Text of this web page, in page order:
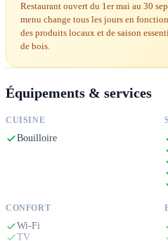
partager nos bonnes adresses,
découvrir les trésors de notre
rythme : randonnée, vélo,
patrimoine ou simplement détente
l'on vient pour se ressourcer, se
souvenirs. Notre plus grande
repartir avec le sourire, en ayant le
comme des amis plutôt que comme
Restaurant ouvert du 1er mai au 30
menu change tous les jours en
des produits locaux et de saison
de bois.
Équipements & services
CUISINE
Bouilloire
CONFORT
Wi-Fi
TV